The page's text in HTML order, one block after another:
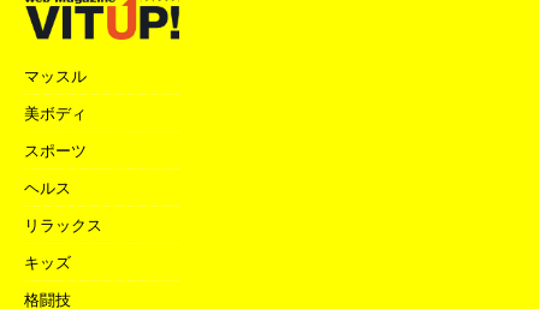
マッスル
美ボディ
スポーツ
ヘルス
リラックス
キッズ
格闘技